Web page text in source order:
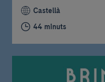
Castellà
44 minuts